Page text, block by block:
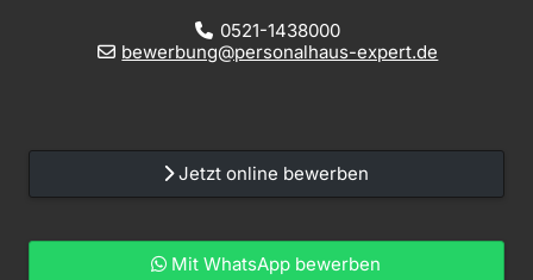
0521-1438000
bewerbung@personalhaus-expert.de
Jetzt online bewerben
Mit WhatsApp bewerben